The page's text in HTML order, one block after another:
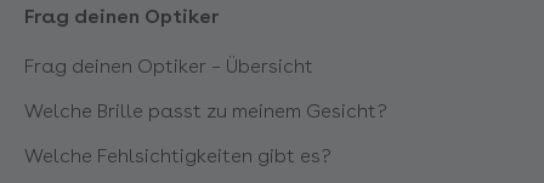
Stuttgart Ost
Viernheim Rhein-Neckar-Zentrum
Frag deinen Optiker
Frag deinen Optiker – Übersicht
Welche Brille passt zu meinem Gesicht?
Welche Fehlsichtigkeiten gibt es?